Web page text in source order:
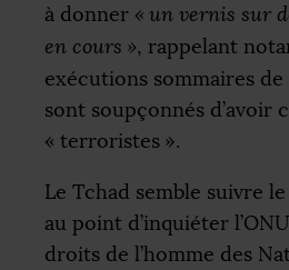
à donner « un vernis sur
en cours », rappelant
exécutions sommaires de
sont soupçonnés d’avoir
« terroristes ».
Le Tchad semble suivre
au point d’inquiéter l’ONU
droits de l’homme des